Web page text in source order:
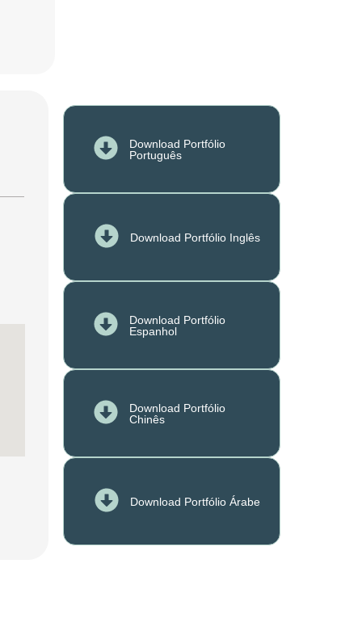
Download Portfólio
Português
Download Portfólio Inglês
Download Portfólio
Espanhol
Download Portfólio
Chinês
Download Portfólio Árabe